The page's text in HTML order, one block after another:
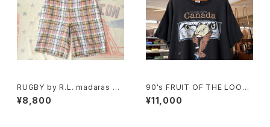
RUGBY by R.L. madaras pl
aid cotton Shorts
¥8,800
90's FRUIT OF THE LOOM
eagle printed Tee "Made i
n CANADA"
¥11,000